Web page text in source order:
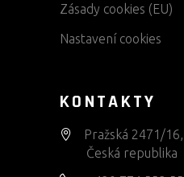
Zásady cookies (EU)
Nastavení cookies
KONTAKTY
Pražská 2471/
Česká republika